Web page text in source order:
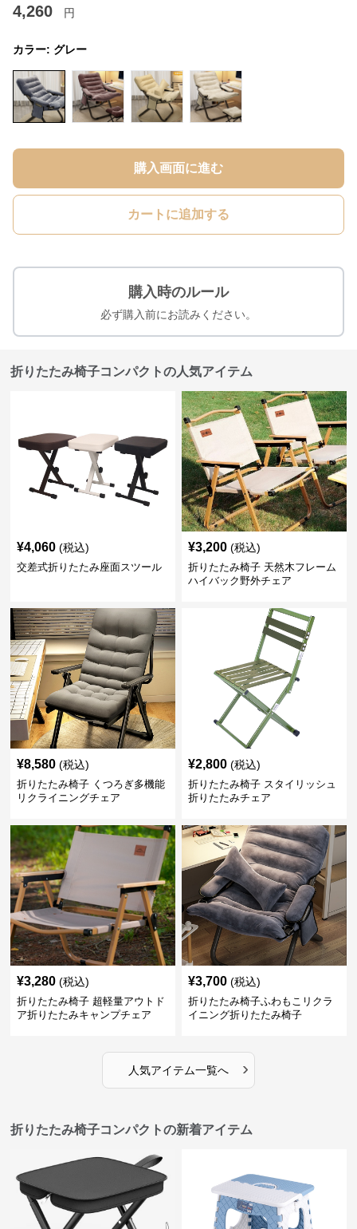
4,260 円
カラー: グレー
購入画面に進む
カートに追加する
購入時のルール
必ず購入前にお読みください。
折りたたみ椅子コンパクトの人気アイテム
¥4,060 (税込)
交差式折りたたみ座面スツール
¥3,200 (税込)
折りたたみ椅子 天然木フレーム
ハイバック野外チェア
¥8,580 (税込)
折りたたみ椅子 くつろぎ多機能
リクライニングチェア
¥2,800 (税込)
折りたたみ椅子 スタイリッシュ
折りたたみチェア
¥3,280 (税込)
折りたたみ椅子 超軽量アウトド
ア折りたたみキャンプチェア
¥3,700 (税込)
折りたたみ椅子ふわもこリクラ
イニング折りたたみ椅子
人気アイテム一覧へ ›
折りたたみ椅子コンパクトの新着アイテム